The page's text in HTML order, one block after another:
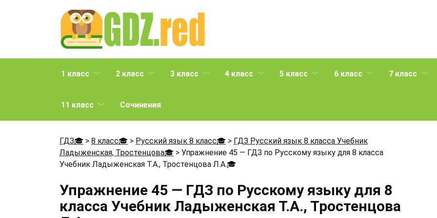
1 класс 2 класс 3 класс 4 класс 5 класс 6 класс 7 класс
11 класс Сочинения
ГДЗ🎓 > 8 класс🎓 > Русский язык 8 класс🎓 > ГДЗ Русский язык 8 класса Учебник
Ладыженская, Тростенцова🎓 > Упражнение 45 — ГДЗ по Русскому языку для 8 класса
Учебник Ладыженская Т.А., Тростенцова Л.А.🎓
Упражнение 45 — ГДЗ по Русскому языку для 8
класса Учебник Ладыженская Т.А., Тростенцова